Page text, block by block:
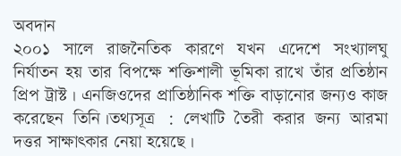
অবদান
২০০১ সালে রাজনৈতিক কারণে যখন এদেশে সংখ্যালঘু
নির্যাতন হয় তার বিপক্ষে শক্তিশালী ভূমিকা রাখে তাঁর প্রতিষ্ঠান
প্রিপ ট্রাস্ট। এনজিওদের প্রাতিষ্ঠানিক শক্তি বাড়ানোর জন্যও কাজ
করেছেন তিনি।তথ্যসূত্র : লেখাটি তৈরী করার জন্য আরমা
দত্তর সাক্ষাত্‍কার নেয়া হয়েছে।